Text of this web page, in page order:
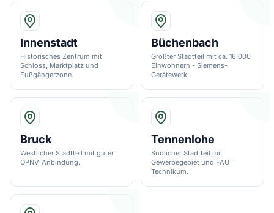
Innenstadt
Historisches Zentrum mit
Schloss, Marktplatz und
Fußgängerzone.
Büchenbach
Größter Stadtteil mit ca. 16.000
Einwohnern - Siemens-
Gerätewerk.
Bruck
Westlicher Stadtteil mit guter
ÖPNV-Anbindung.
Tennenlohe
Südlicher Stadtteil mit
Gewerbegebiet und FAU-
Technikum.